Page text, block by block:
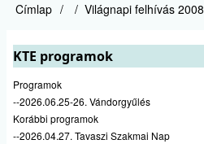
Morzsa
Címlap Világnapi felhívás 2008
KTE programok
Programok
--2026.06.25-26. Vándorgyűlés
Korábbi programok
--2026.04.27. Tavaszi Szakmai Nap